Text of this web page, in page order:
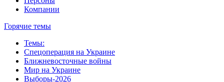
Компании
Горячие темы
Темы:
Спецоперация на Украине
Ближневосточные войны
Мир на Украине
Выборы-2026